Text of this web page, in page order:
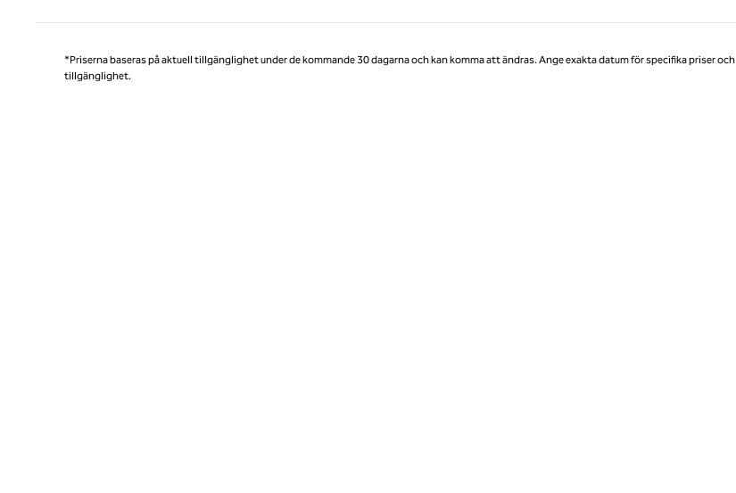
*Priserna baseras på aktuell tillgänglighet under de kommande 30 dagarna och kan komma att ändras. Ange exakta datum för specifika priser och
tillgänglighet.